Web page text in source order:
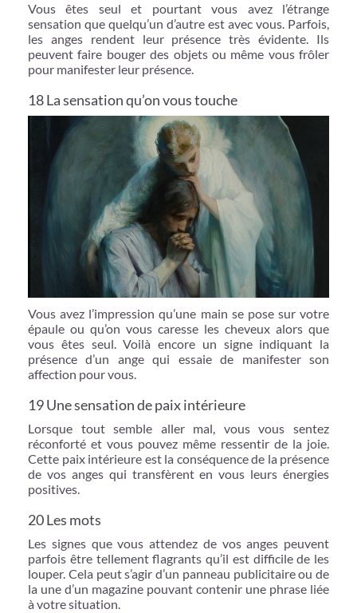
Vous êtes seul et pourtant vous avez l’étrange
sensation que quelqu’un d’autre est avec vous. Parfois,
les anges rendent leur présence très évidente. Ils
peuvent faire bouger des objets ou même vous frôler
pour manifester leur présence.
18 La sensation qu’on vous touche
Vous avez l’impression qu’une main se pose sur votre
épaule ou qu’on vous caresse les cheveux alors que
vous êtes seul. Voilà encore un signe indiquant la
présence d’un ange qui essaie de manifester son
affection pour vous.
19 Une sensation de paix intérieure
Lorsque tout semble aller mal, vous vous sentez
réconforté et vous pouvez même ressentir de la joie.
Cette paix intérieure est la conséquence de la présence
de vos anges qui transfèrent en vous leurs énergies
positives.
20 Les mots
Les signes que vous attendez de vos anges peuvent
parfois être tellement flagrants qu’il est difficile de les
louper. Cela peut s’agir d’un panneau publicitaire ou de
la une d’un magazine pouvant contenir une phrase liée
à votre situation.